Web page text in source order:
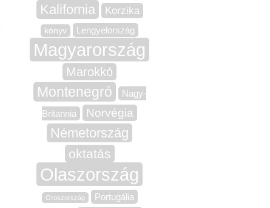
Kalifornia Korzika
könyv Lengyelország
Magyarország
Marokkó
Montenegró
Nagy-
Britannia
Norvégia
Németország
oktatás
Olaszország
Oroszország Portugália